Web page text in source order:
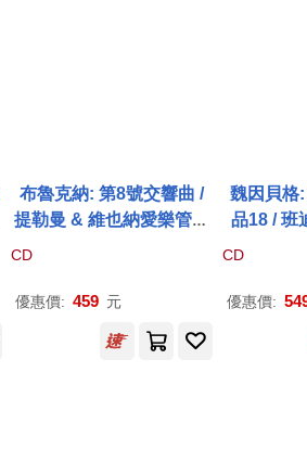
布魯克納: 第8號交響曲 /
提勒曼 & 維也納愛樂管弦
樂團 (哈斯版)(Bruckner:
nor, WAB 108 / Christian
hilharmoniker (Edition H
CD
優惠價: 459 元
魏因貝格
品18 / 班
(小提琴) /
德修茲 (
o Quintet
CD
優惠價: